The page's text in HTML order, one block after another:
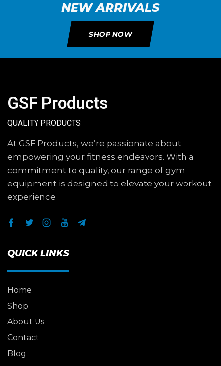
NEW ARRIVALS
SHOP NOW
GSF Products
QUALITY PRODUCTS
At GSF Products, we’re passionate about
empowering your fitness endeavors. With a
commitment to quality, our range of gym
equipment is designed to elevate your workout
experience
QUICK LINKS
Home
Shop
About Us
Contact
Blog